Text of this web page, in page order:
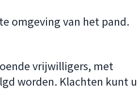
omgeving van het pand.
vrijwilligers, met
worden. Klachten kunt u